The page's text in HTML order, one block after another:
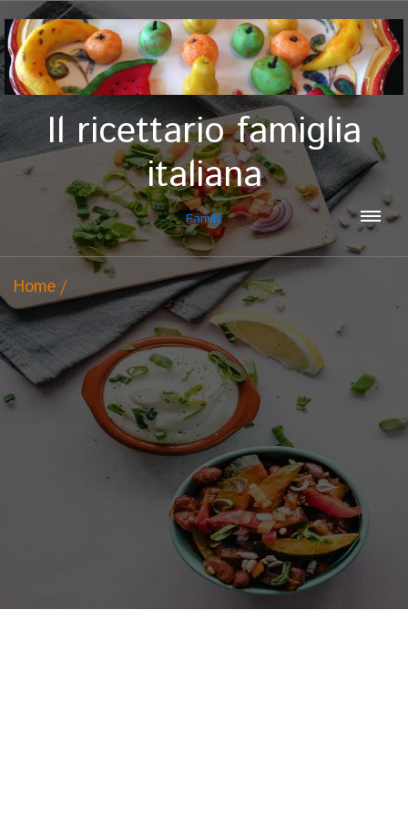
Il ricettario famiglia
italiana
Family
Home